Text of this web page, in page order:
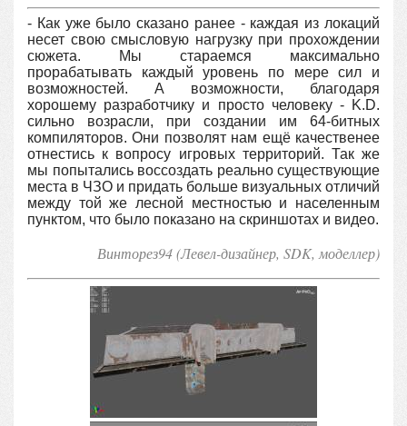
- Как уже было сказано ранее - каждая из локаций
несет свою смысловую нагрузку при прохождении
сюжета. Мы стараемся максимально
прорабатывать каждый уровень по мере сил и
возможностей. А возможности, благодаря
хорошему разработчику и просто человеку - K.D.
сильно возрасли, при создании им 64-битных
компиляторов. Они позволят нам ещё качественее
отнестись к вопросу игровых территорий. Так же
мы попытались воссоздать реально существующие
места в ЧЗО и придать больше визуальных отличий
между той же лесной местностью и населенным
пунктом, что было показано на скриншотах и видео.
Винторез94 (Левел-дизайнер, SDK, моделлер)